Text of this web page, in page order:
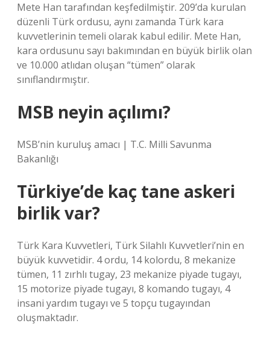
Mete Han tarafından keşfedilmiştir. 209’da kurulan
düzenli Türk ordusu, aynı zamanda Türk kara
kuvvetlerinin temeli olarak kabul edilir. Mete Han,
kara ordusunu sayı bakımından en büyük birlik olan
ve 10.000 atlıdan oluşan “tümen” olarak
sınıflandırmıştır.
MSB neyin açılımı?
MSB’nin kuruluş amacı | T.C. Milli Savunma
Bakanlığı
Türkiye’de kaç tane askeri
birlik var?
Türk Kara Kuvvetleri, Türk Silahlı Kuvvetleri’nin en
büyük kuvvetidir. 4 ordu, 14 kolordu, 8 mekanize
tümen, 11 zırhlı tugay, 23 mekanize piyade tugayı,
15 motorize piyade tugayı, 8 komando tugayı, 4
insani yardım tugayı ve 5 topçu tugayından
oluşmaktadır.